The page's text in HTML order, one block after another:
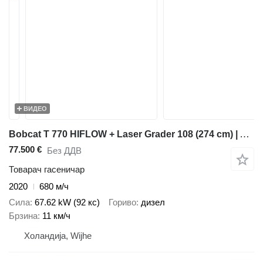
ВИДЕО
Bobcat T 770 HIFLOW + Laser Grader 108 (274 cm) | A/C
77.500 € Без ДДВ
Товарач гасеничар
2020
680 м/ч
Сила 67.62 kW (92 кс) Гориво дизел
Брзина 11 км/ч
Холандија, Wijhe